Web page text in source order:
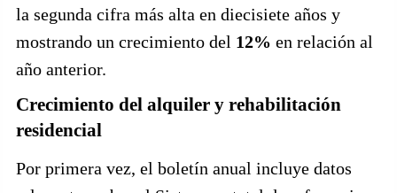
la segunda cifra más alta en diecisiete años y
mostrando un crecimiento del 12% en relación al
año anterior.
Crecimiento del alquiler y rehabilitación
residencial
Por primera vez, el boletín anual incluye datos